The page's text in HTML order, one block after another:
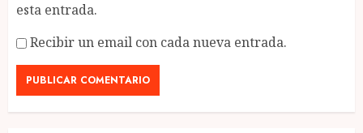
esta entrada.
Recibir un email con cada nueva entrada.